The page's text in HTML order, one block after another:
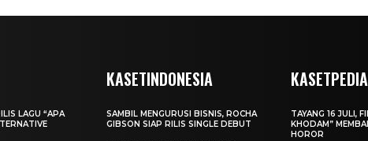
LAGU “APA
KASETINDONESIA
SAMBIL MENGURUSI BISNIS, ROCHA
GIBSON SIAP RILIS SINGLE DEBUT
KASETPEDIA
TAYANG 16 JULI,
KHODAM”
HOROR